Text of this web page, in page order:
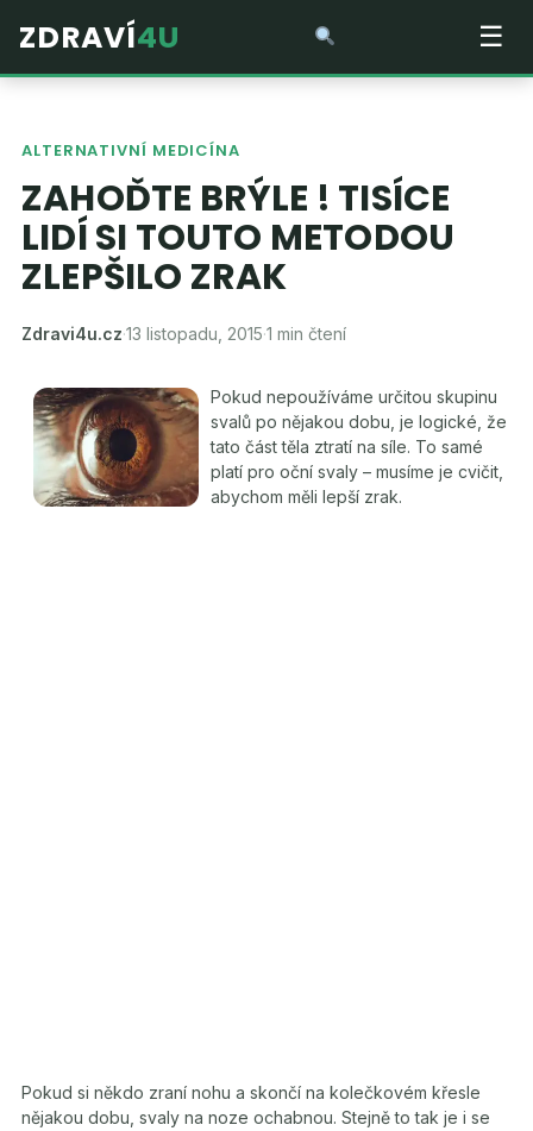
ZDRAVÍ4U ☰
ALTERNATIVNÍ MEDICÍNA
ZAHOĎTE BRÝLE ! TISÍCE
LIDÍ SI TOUTO METODOU
ZLEPŠILO ZRAK
Zdravi4u.cz·13 listopadu, 2015·1 min čtení
Pokud nepoužíváme určitou skupinu
svalů po nějakou dobu, je logické, že
tato část těla ztratí na síle. To samé
platí pro oční svaly – musíme je cvičit,
abychom měli lepší zrak.
Pokud si někdo zraní nohu a skončí na kolečkovém křesle
nějakou dobu, svaly na noze ochabnou. Stejně to tak je i se